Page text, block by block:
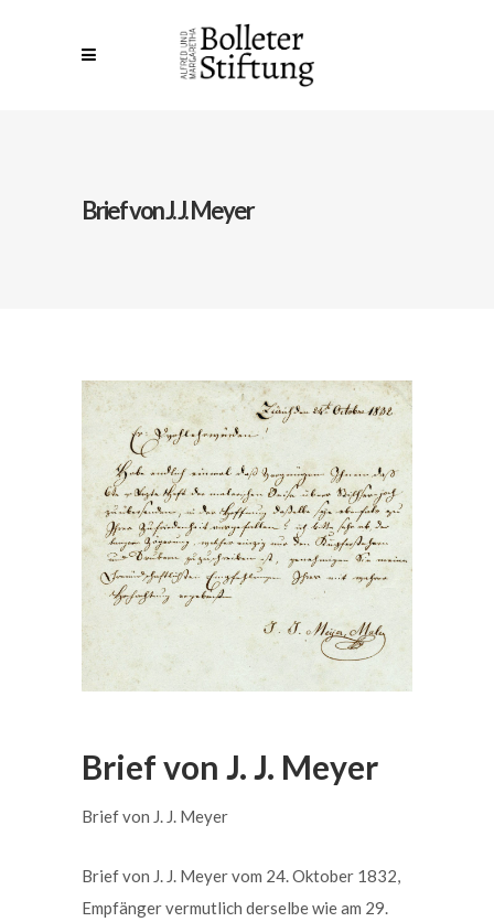
Brief von J. J. Meyer
Brief von J. J. Meyer
Brief von J. J. Meyer
Brief von J. J. Meyer vom 24. Oktober 1832,
Empfänger vermutlich derselbe wie am 29.